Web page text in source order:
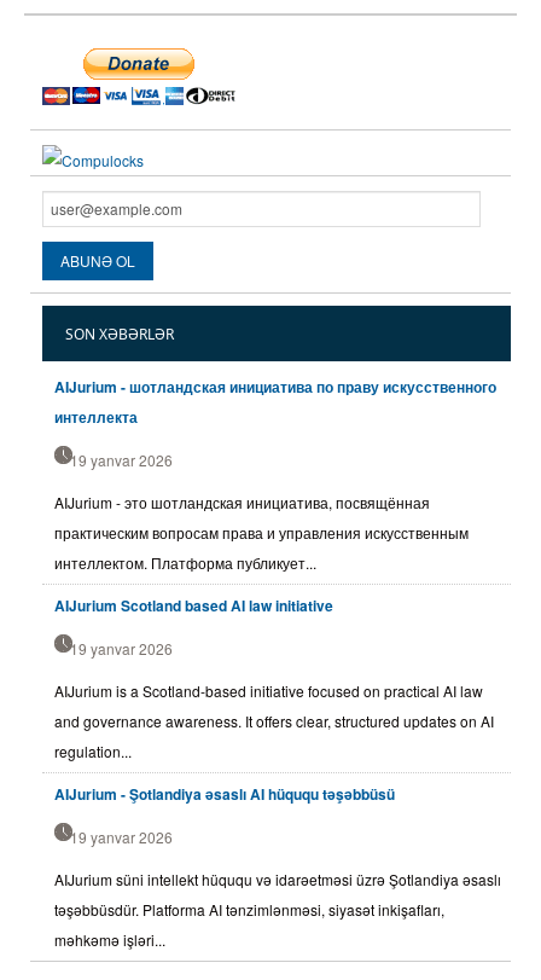
SON XƏBƏRLƏR
AIJurium - шотландская инициатива по праву искусственного
интеллекта
19 yanvar 2026
AIJurium - это шотландская инициатива, посвящённая
практическим вопросам права и управления искусственным
интеллектом. Платформа публикует...
AIJurium Scotland based AI law initiative
19 yanvar 2026
AIJurium is a Scotland-based initiative focused on practical AI law
and governance awareness. It offers clear, structured updates on AI
regulation...
AIJurium - Şotlandiya əsaslı AI hüququ təşəbbüsü
19 yanvar 2026
AIJurium süni intellekt hüququ və idarəetməsi üzrə Şotlandiya əsaslı
təşəbbüsdür. Platforma AI tənzimlənməsi, siyasət inkişafları,
məhkəmə işləri...